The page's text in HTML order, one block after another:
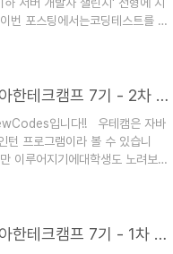
넷 검색 가능, 개인 자료 참고 불
및 필기펜 가능시험 페이지 및 검
프로그램 종료투명한 생수 가
번 포스팅에서는코딩테스트를 보
약간의 팁, 그리고 제 자신의 피
고리즘 6문제 + 서술형 3문제시간:
: 프로그래머스제약 조건인터넷
사용 가능 💻 알고리즘 문제에
그렇게 어렵지 않았습니다. 제 체
실버에 해당하는 문제였던 것 같
[우테캠] 우아한테크캠프 7기 - 2차 과제테스트 회고
입니다!! 우테캠은 자바
턴 프로그램이라 볼 수 있습니
이루어지기에대학생도 노려보기
지원자격도 졸업자, 재학생모두
한 저의 회고와 약간의 Tip을 공[우테캠] 우아한테크캠프 7기 - 1차 코딩테스트 회고